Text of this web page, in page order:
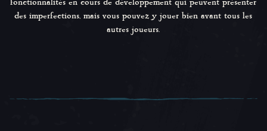
des imperfections, mais vous pouvez y jouer bien avant tous les
autres joueurs.